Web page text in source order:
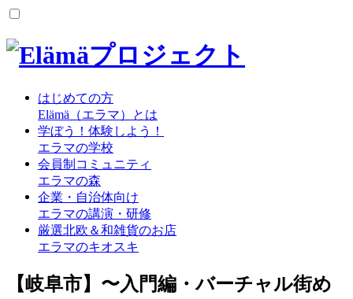
はじめての方
Elämä（エラマ）とは
学ぼう！体験しよう！
エラマの学校
会員制コミュニティ
エラマの森
企業・自治体向け
エラマの講演・研修
厳選北欧＆和雑貨のお店
エラマのキオスキ
【岐阜市】〜入門編・バーチャル街め